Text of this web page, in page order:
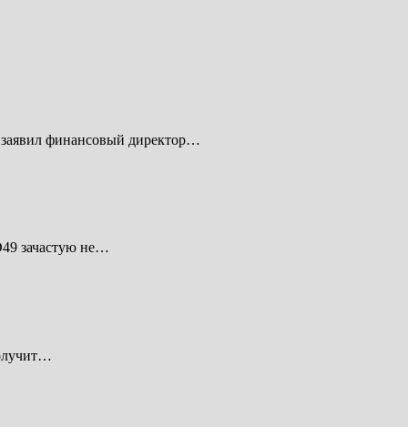
заявил финансовый директор…
зачастую не…